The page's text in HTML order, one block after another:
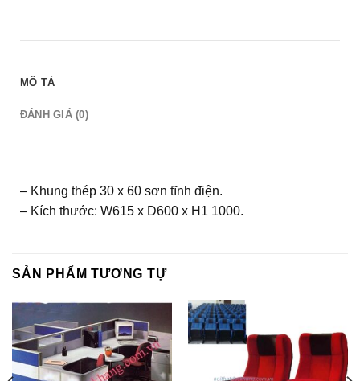
MÔ TẢ
ĐÁNH GIÁ (0)
– Khung thép 30 x 60 sơn tĩnh điện.
– Kích thước: W615 x D600 x H1 1000.
SẢN PHẨM TƯƠNG TỰ